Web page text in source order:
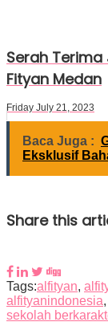
Serah
Fityan Medan
Friday July 21, 2023
Baca Juga :
Eksklusif
Share this
Tags:alfityan,
alfityanindonesia,
sekolah